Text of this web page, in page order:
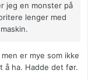
jeg en monster på
lenger med
er mye som ikke
å ha. Hadde det før.